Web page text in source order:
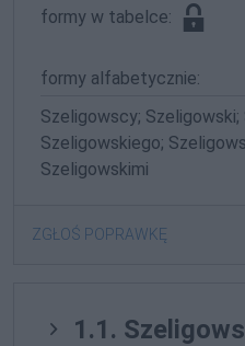
formy w tabelce:
formy alfabetycznie:
Szeligowscy; Szeligowski;
Szeligowskiego;
Szeligowskimi
ZGŁOŚ POPRAWKĘ
1.1.